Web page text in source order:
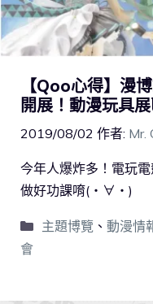
【Qoo心得】漫
開展！動漫玩具
2019/08/02 作者: Mr.
今年人爆炸多！電玩
做好功課唷(・∀・)
主題博覽 、 動漫情
會